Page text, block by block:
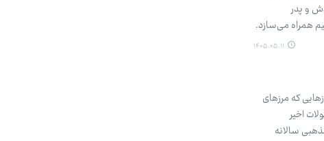
و پدر
همراه می‌سازد.
۱۴۰۵.۰۵.۱۱
که مرزهای
اخیر
سالانه